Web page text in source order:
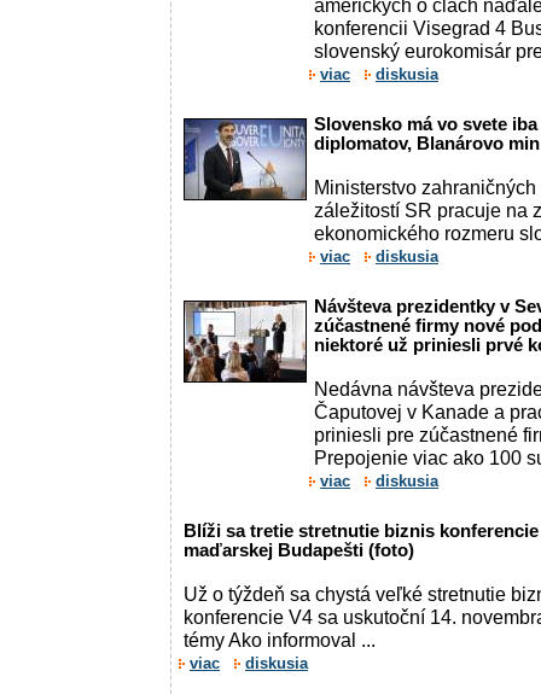
amerických o clách
konferencii Visegrad 4
slovenský eurokomisár
viac diskusia
Slovensko má vo svete
diplomatov, Blanárovo
Ministerstvo
záležitostí SR pracuje na
ekonomického rozmeru
viac diskusia
Návšteva prezidentky v
zúčastnené firmy nové
niektoré už priniesli prvé
Nedávna návšteva
Čaputovej v Kanade a
priniesli pre zúčastnené
Prepojenie viac ako 100
viac diskusia
Blíži sa tretie stretnutie biznis
maďarskej Budapešti (foto)
Už o týždeň sa chystá veľké stretnutie
konferencie V4 sa uskutoční 14.
témy Ako informoval ...
viac diskusia